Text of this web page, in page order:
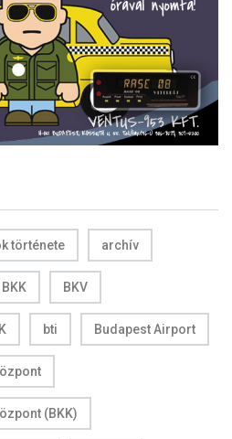
története archív
BKK BKV
bti Budapest Airport
(BKK)